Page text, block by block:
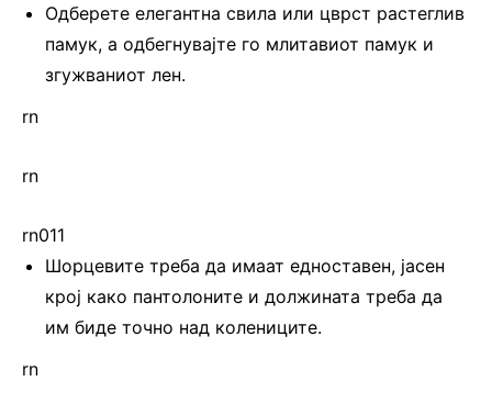
Одберете елегантна свила или цврст растеглив
памук, а одбегнувајте го млитавиот памук и
згужваниот лен.
rn
rn
rn011
Шорцевите треба да имаат едноставен, јасен
крој како пантолоните и должината треба да
им биде точно над колениците.
rn